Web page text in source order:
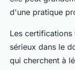
d'une pratique
Les certifications
sérieux dans le
qui cherchent à